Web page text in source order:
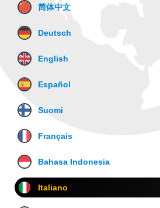
简体中文
Deutsch
English
Español
Suomi
Français
Bahasa Indonesia
Italiano